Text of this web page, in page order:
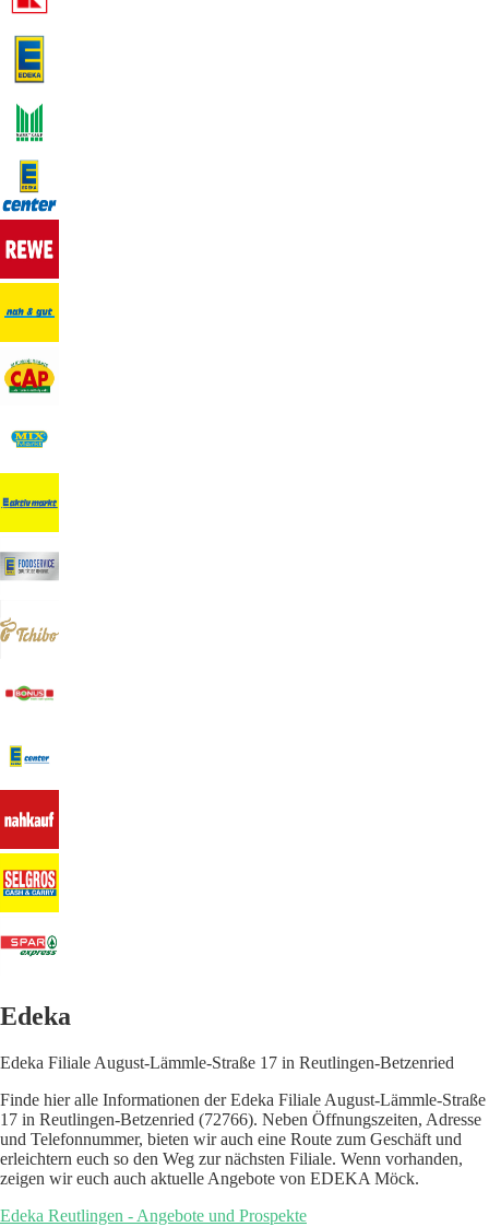
Edeka
Edeka Filiale August-Lämmle-Straße 17 in Reutlingen-Betzenried
Finde hier alle Informationen der Edeka Filiale August-Lämmle-Straße
17 in Reutlingen-Betzenried (72766). Neben Öffnungszeiten, Adresse
und Telefonnummer, bieten wir auch eine Route zum Geschäft und
erleichtern euch so den Weg zur nächsten Filiale. Wenn vorhanden,
zeigen wir euch auch aktuelle Angebote von EDEKA Möck.
Edeka Reutlingen - Angebote und Prospekte